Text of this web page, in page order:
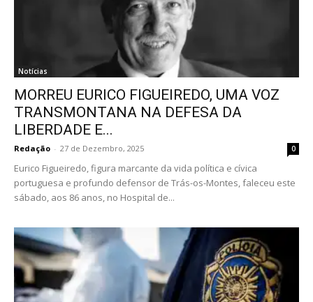
Notícias
MORREU EURICO FIGUEIREDO, UMA VOZ
TRANSMONTANA NA DEFESA DA
LIBERDADE E...
Redação - 27 de Dezembro, 2025 0
Eurico Figueiredo, figura marcante da vida política e cívica
portuguesa e profundo defensor de Trás-os-Montes, faleceu este
sábado, aos 86 anos, no Hospital de...